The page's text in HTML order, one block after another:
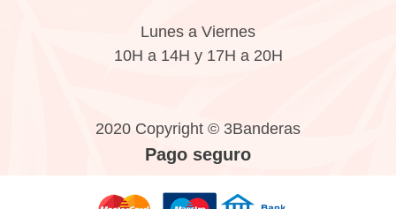
Lunes a Viernes
10H a 14H y 17H a 20H
2020 Copyright © 3Banderas
Pago seguro